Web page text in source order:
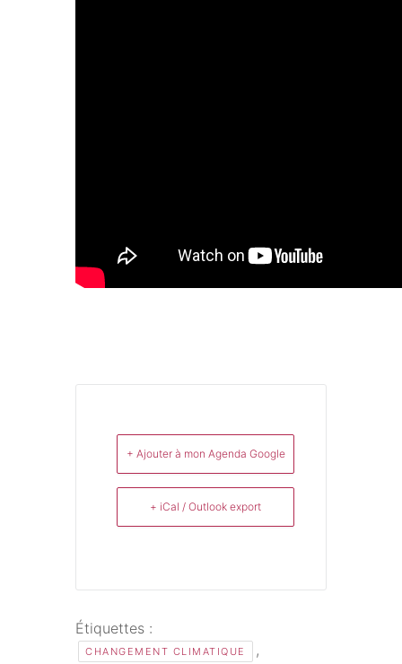
+ Ajouter à mon Agenda Google
+ iCal / Outlook export
Étiquettes :
CHANGEMENT CLIMATIQUE ,